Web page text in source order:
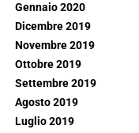
Gennaio 2020
Dicembre 2019
Novembre 2019
Ottobre 2019
Settembre 2019
Agosto 2019
Luglio 2019